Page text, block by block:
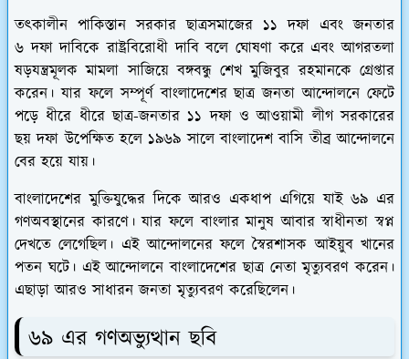
তৎকালীন পাকিস্তান সরকার ছাত্রসমাজের ১১ দফা এবং জনতার
৬ দফা দাবিকে রাষ্ট্রবিরোধী দাবি বলে ঘোষণা করে এবং আগরতলা
ষড়যন্ত্রমূলক মামলা সাজিয়ে বঙ্গবন্ধু শেখ মুজিবুর রহমানকে গ্রেপ্তার
করেন। যার ফলে সম্পূর্ণ বাংলাদেশের ছাত্র জনতা আন্দোলনে ফেটে
পড়ে ধীরে ধীরে ছাত্র-জনতার ১১ দফা ও আওয়ামী লীগ সরকারের
ছয় দফা উপেক্ষিত হলে ১৯৬৯ সালে বাংলাদেশ বাসি তীব্র আন্দোলনে
বের হয়ে যায়।
বাংলাদেশের মুক্তিযুদ্ধের দিকে আরও একধাপ এগিয়ে যাই ৬৯ এর
গণঅবস্থানের কারণে। যার ফলে বাংলার মানুষ আবার স্বাধীনতা স্বপ্ন
দেখতে লেগেছিল। এই আন্দোলনের ফলে স্বৈরশাসক আইয়ুব খানের
পতন ঘটে। এই আন্দোলনে বাংলাদেশের ছাত্র নেতা মৃত্যুবরণ করেন।
এছাড়া আরও সাধারন জনতা মৃত্যুবরণ করেছিলেন।
৬৯ এর গণঅভ্যুত্থান ছবি